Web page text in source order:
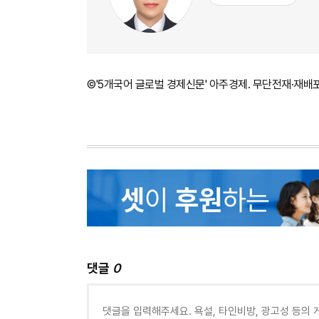
©'5개국어 글로벌 경제신문' 아주경제. 무단전재·재배
댓글 0